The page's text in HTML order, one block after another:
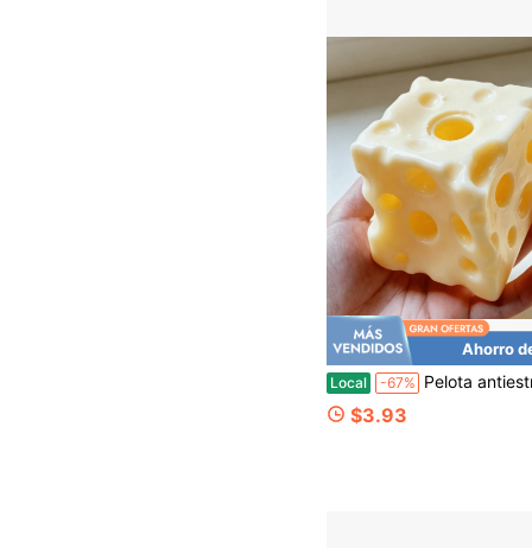
Ahorro
Local -67% Pelota antiestrés en forma de cubo de queso - Pelota moldeable de extrusión con forma de queso
$3.93